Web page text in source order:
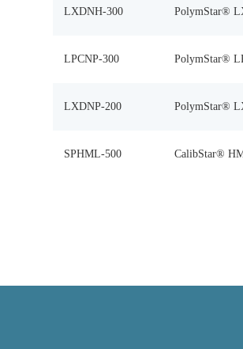
LXDNH-300 PolymStar®
LPCNP-300 PolymStar®
LXDNP-200 PolymStar®
SPHML-500 CalibStar®